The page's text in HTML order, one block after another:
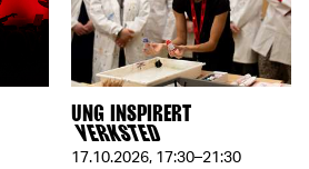
UNG INSPIRERT
VERKSTED
17.10.2026, 17:30–21:30